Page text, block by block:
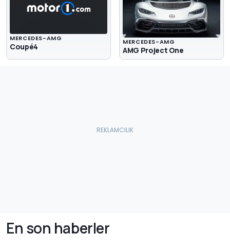
MERCEDES-AMG
Coupé4 MERCEDES-AMG
AMG Project One
En son haberler